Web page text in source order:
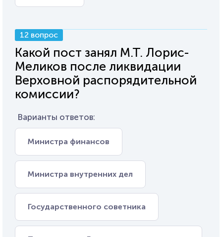
12 вопрос
Какой пост занял М.Т. Лорис-
Меликов после ликвидации
Верховной распорядительной
комиссии?
Варианты ответов:
Министра финансов
Министра внутренних дел
Государственного советника